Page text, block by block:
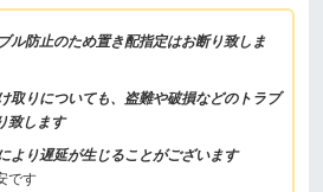
ル防止のため置き配指定はお断り致しま
取りについても、盗難や破損などのトラブ
致します
より遅延が生じることがございます
です